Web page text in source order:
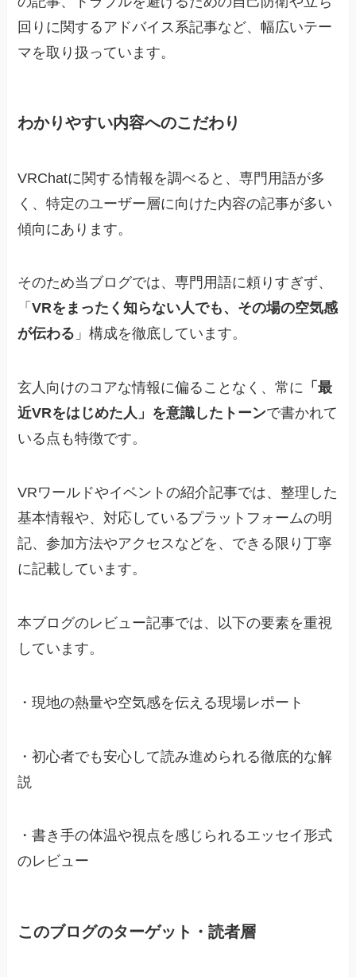
回りに関するアドバイス系記事など、幅広いテー
マを取り扱っています。
わかりやすい内容へのこだわり
VRChatに関する情報を調べると、専門用語が多
く、特定のユーザー層に向けた内容の記事が多い
傾向にあります。
そのため当ブログでは、専門用語に頼りすぎず、
「VRをまったく知らない人でも、その場の空気感
が伝わる 」構成を徹底しています。
玄人向けのコアな情報に偏ることなく、常に 「最
近VRをはじめた人」を意識したトーンで書かれて
いる点も特徴です。
VRワールドやイベントの紹介記事では、整理した
基本情報や、対応しているプラットフォームの明
記、参加方法やアクセスなどを、できる限り丁寧
に記載しています。
本ブログのレビュー記事では、以下の要素を重視
しています。
・現地の熱量や空気感を伝える現場レポート
・初心者でも安心して読み進められる徹底的な解
説
・書き手の体温や視点を感じられるエッセイ形式
のレビュー
このブログのターゲット・読者層